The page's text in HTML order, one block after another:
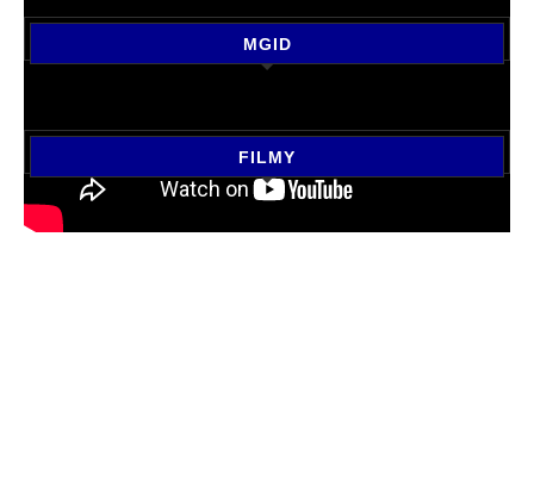
MGID
FILMY